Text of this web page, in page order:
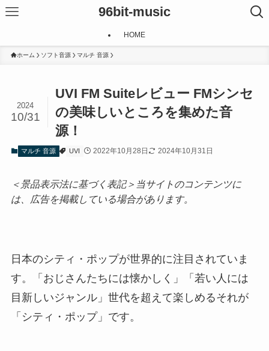
96bit-music
HOME
ホーム ソフト音源 マルチ 音源
UVI FM Suiteレビュー FMシンセ
の美味しいところを集めた音
源！
2024
10/31
マルチ 音源 UVI 2022年10月28日 2024年10月31日
＜景品表示法に基づく表記＞当サイトのコンテンツに
は、広告を掲載している場合があります。
日本のシティ・ポップが世界的に注目されていま
す。「おじさんたちには懐かしく」「若い人には
目新しいジャンル」世代を超えて楽しめるそれが
「シティ・ポップ」です。